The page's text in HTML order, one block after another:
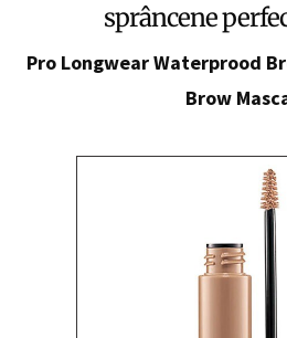
sprâncene
Pro Longwear Waterprood
Brow